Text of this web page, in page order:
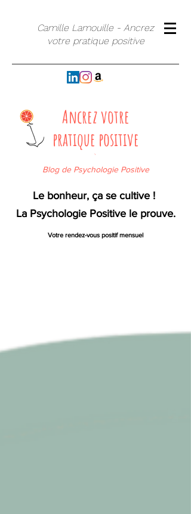
Camille Lamouille - Ancrez
votre pratique positive
Ancrez votre
pratique positive
`
Blog de Psychologie Positive
Le bonheur, ça se cultive !
La Psychologie Positive le prouve.
Votre rendez-vous positif mensuel